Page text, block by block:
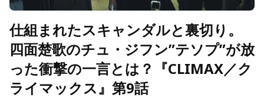
仕組まれたスキャンダルと裏切り。
四面楚歌のチュ・ジフン”テソプ”が放
った衝撃の一言とは？『CLIMAX／ク
ライマックス』第9話